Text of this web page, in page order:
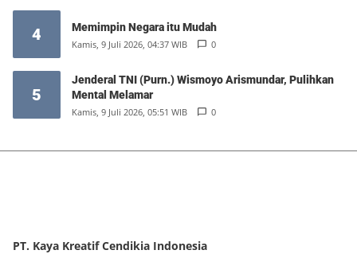
4 Memimpin Negara itu Mudah
Kamis, 9 Juli 2026, 04:37 WIB 0
5
Jenderal TNI (Purn.) Wismoyo Arismundar, Pulihkan
Mental Melamar
Kamis, 9 Juli 2026, 05:51 WIB 0
PT. Kaya Kreatif Cendikia Indonesia